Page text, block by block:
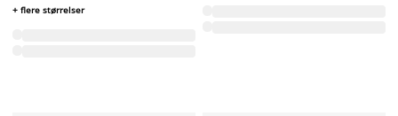
+ flere størrelser